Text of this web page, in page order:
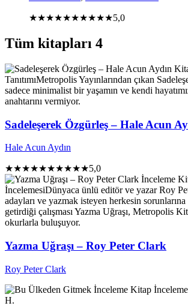
★★★★★★★★★★5,0
Tüm kitapları 4
TanıtımıMetropolis Yayınlarından çıkan
sadece minimalist bir yaşamın ve kendi
anahtarını vermiyor.
Sadeleşerek Özgürleş – Hale Acun
Hale Acun Aydın
★★★★★★★★★★5,0
İnceleme
İncelemesiDünyaca ünlü editör ve yazar Roy
adayları ve yazmak isteyen herkesin
getirdiği çalışması Yazma Uğraşı, Metropolis
okurlarla buluşuyor.
Yazma Uğraşı – Roy Peter Clark
Roy Peter Clark
İnceleme Kitap
H.